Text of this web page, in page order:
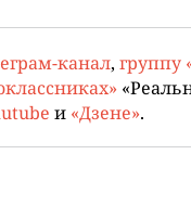
канал, группу
и «Дзене».